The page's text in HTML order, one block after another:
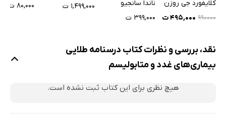
کلایفورد جی روزن
۹۹۰۰۰۰ ۴۹۵,۰۰۰ ت
ناندا سانجیو
۳۹۹,۰۰۰ ت
۱,۴۹۹,۰۰۰ ت
۸۰,۰۰۰ ت
نقد، بررسی و نظرات کتاب درسنامه طلایی
بیماری‌های غدد و متابولیسم
هیچ نظری برای این کتاب ثبت نشده است.